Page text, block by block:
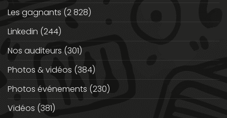
Les gagnants (2 828)
Linkedin (244)
Nos auditeurs (301)
Photos & vidéos (384)
Photos événements (230)
Vidéos (381)